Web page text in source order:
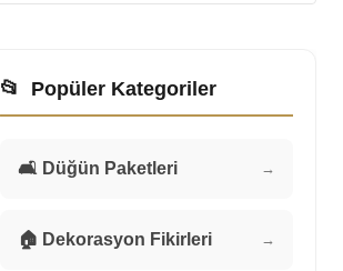
📂 Popüler Kategoriler
🛋️ Düğün Paketleri →
🏠 Dekorasyon Fikirleri →